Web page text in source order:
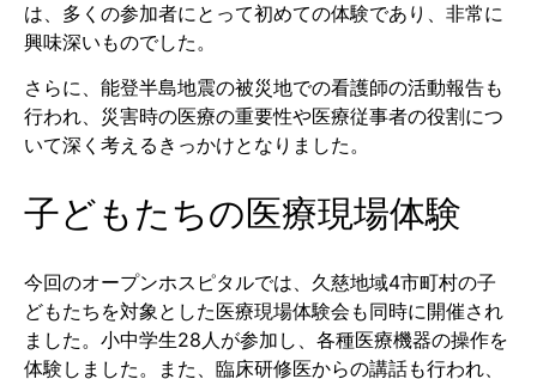
は、多くの参加者にとって初めての体験であり、非常に
興味深いものでした。
さらに、能登半島地震の被災地での看護師の活動報告も
行われ、災害時の医療の重要性や医療従事者の役割につ
いて深く考えるきっかけとなりました。
子どもたちの医療現場体験
今回のオープンホスピタルでは、久慈地域4市町村の子
どもたちを対象とした医療現場体験会も同時に開催され
ました。小中学生28人が参加し、各種医療機器の操作を
体験しました。また、臨床研修医からの講話も行われ、